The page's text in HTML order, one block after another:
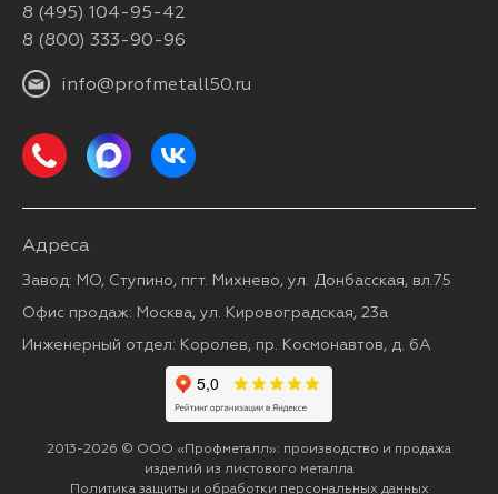
8 (495) 104-95-42
8 (800) 333-90-96
info@profmetall50.ru
Адреса
Завод: МО, Ступино, пгт. Михнево, ул. Донбасская, вл.75
Офис продаж: Москва, ул. Кировоградская, 23а
Инженерный отдел: Королев, пр. Космонавтов, д. 6А
2013-2026 © ООО «Профметалл»: производство и продажа
изделий из листового металла
Политика защиты и обработки персональных данных